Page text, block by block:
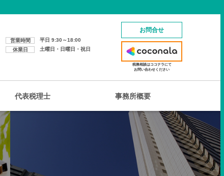
営業時間
平日 9:30～18:00
休業日
土曜日・日曜日・祝日
お問合せ
税務相談はココナラにて
お問い合わせください
代表税理士 事務所概要